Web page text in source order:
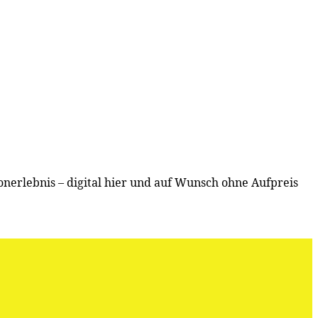
– digital hier und auf Wunsch ohne Aufpreis